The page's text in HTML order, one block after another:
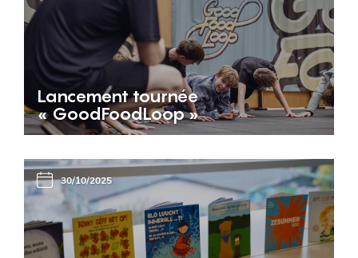
Lancement tournée
« GoodFoodLoop »
30/10/2025